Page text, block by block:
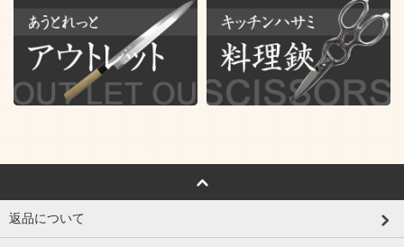
返品について